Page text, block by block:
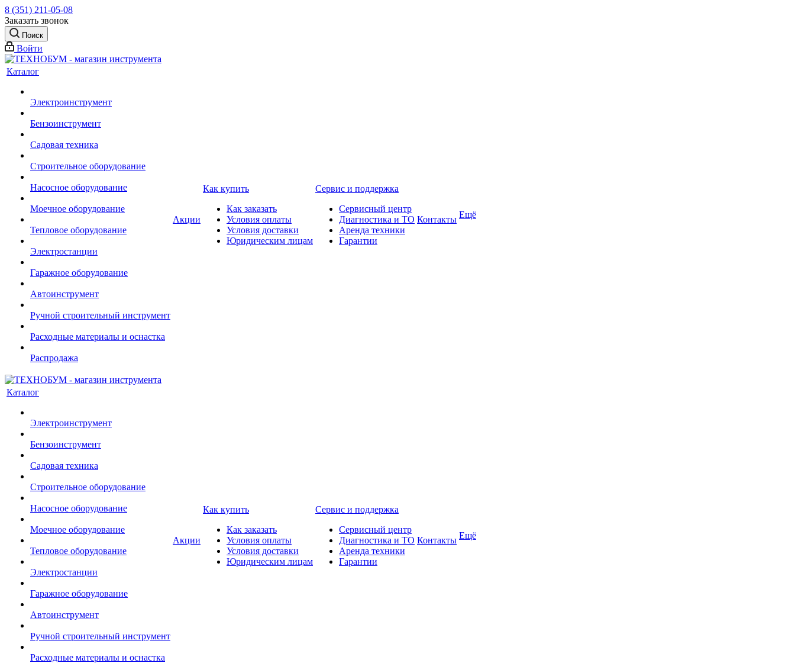
8 (351) 211-05-08
Заказать звонок
Поиск
Войти
Каталог
Электроинструмент
Бензоинструмент
Садовая техника
Строительное оборудование
Насосное оборудование
Моечное оборудование
Тепловое оборудование
Электростанции
Гаражное оборудование
Автоинструмент
Ручной строительный инструмент
Расходные материалы и оснастка
Распродажа
Акции
Как купить
Как заказать
Условия оплаты
Условия доставки
Юридическим лицам
Сервис и поддержка
Сервисный центр
Диагностика и ТО
Аренда техники
Гарантии
Контакты Ещё
Каталог
Электроинструмент
Бензоинструмент
Садовая техника
Строительное оборудование
Насосное оборудование
Моечное оборудование
Тепловое оборудование
Электростанции
Гаражное оборудование
Автоинструмент
Ручной строительный инструмент
Расходные материалы и оснастка
Акции
Как купить
Как заказать
Условия оплаты
Условия доставки
Юридическим лицам
Сервис и поддержка
Сервисный центр
Диагностика и ТО
Аренда техники
Гарантии
Контакты Ещё